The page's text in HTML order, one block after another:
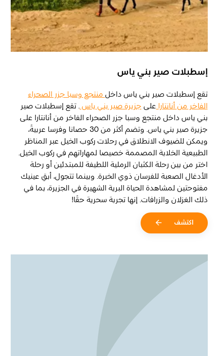
إسطبلات صير بني ياس
تقع إسطبلات صير بني ياس داخل منتجع وسبا جزر الصحراء
الفاخر من أنانتارا على جزيرة صير بني ياس . تقع إسطبلات صير
بني ياس داخل منتجع وسبا جزر الصحراء الفاخر من أنانتارا على
جزيرة صير بني ياس. وتضم أكثر من 30 حصانا وفرسا عربيةً،
ويمكن للضيوف الانطلاق في رحلات ركوب الخيل عبر المناظر
الطبيعية الخلابة المصممة خصيصا لمهاراتهم في ركوب الخيل.
اختر من بين رحلة الكثبان الرملية اللطيفة للمبتدئين أو رحلة
الأدغال الصعبة للفرسان ذوي الخبرة. وبينما تتجول، أبقِ عينيك
مفتوحتين لمشاهدة الحياة البرية الشهيرة في الجزيرة، بما في
ذلك الغزلان والزرافات. إنها تجربة سحرية حقًا!
اكتشف